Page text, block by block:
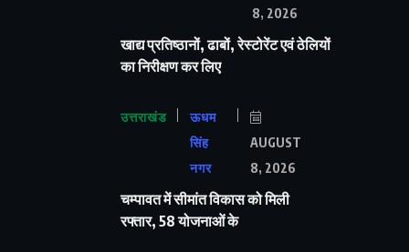
8, 2026
खाद्य प्रतिष्ठानों, ढाबों, रेस्टोरेंट एवं ठेलियों
का निरीक्षण कर लिए
उत्तराखंड
ऊधम
सिंह
नगर
AUGUST
8, 2026
चम्पावत में सीमांत विकास को मिली
रफ्तार, 58 योजनाओं के